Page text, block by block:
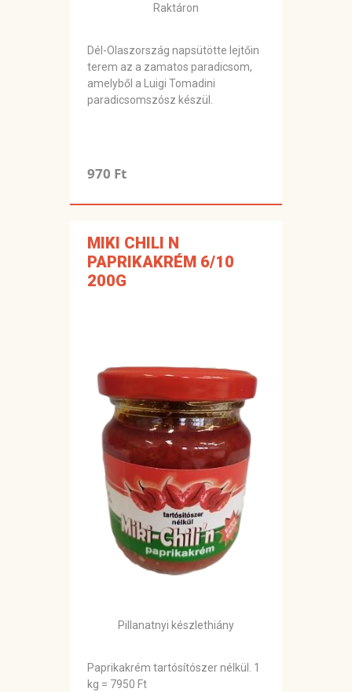
Raktáron
Dél-Olaszország napsütötte lejtőin
terem az a zamatos paradicsom,
amelyből a Luigi Tomadini
paradicsomszósz készül.
970 Ft
MIKI CHILI N
PAPRIKAKRÉM 6/10
200G
Pillanatnyi készlethiány
Paprikakrém tartósítószer nélkül. 1
kg = 7950 Ft